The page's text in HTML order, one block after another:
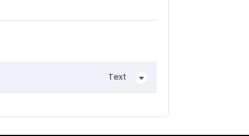
Text